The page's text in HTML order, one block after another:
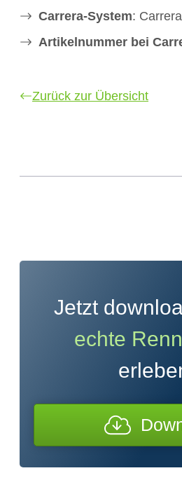
Carrera-System:
Artikelnummer bei
Zurück zur Übersicht
Jetzt
echte